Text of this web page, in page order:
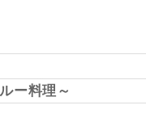
ー料理～